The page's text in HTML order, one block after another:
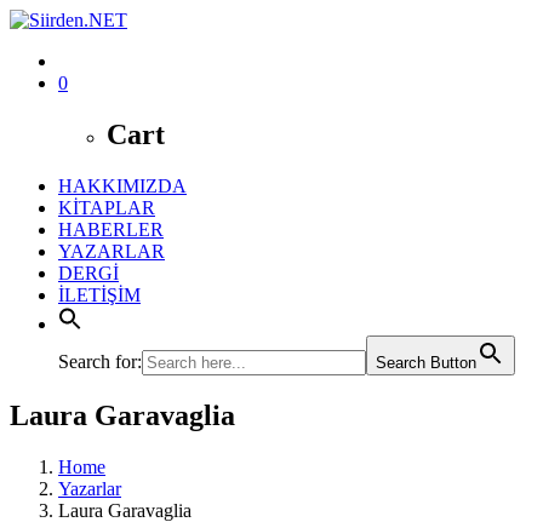
0
Cart
HAKKIMIZDA
KİTAPLAR
HABERLER
YAZARLAR
DERGİ
İLETİŞİM
Search for: Search Button
Laura Garavaglia
Home
Yazarlar
Laura Garavaglia